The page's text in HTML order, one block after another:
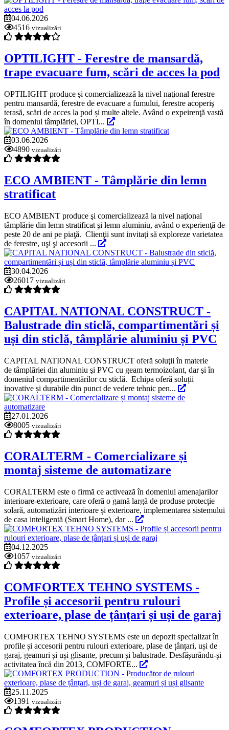
04.06.2026
4516 vizualizări
OPTILIGHT - Ferestre de mansardă,
trape evacuare fum, scări de acces la pod
OPTILIGHT produce şi comercializează la nivel naţional ferestre
pentru mansardă, ferestre de evacuare a fumului, ferestre acoperiş
terasă, scări de acces la pod și multe altele. Având o expeirenţă vastă
în domeniul tâmplăriei, OPTI...
03.06.2026
4890 vizualizări
ECO AMBIENT - Tâmplărie din lemn
stratificat
ECO AMBIENT produce şi comercializează la nivel naţional
tâmplărie din lemn stratificat şi lemn aluminiu, având o experienţă de
peste 20 de ani pe piaţă. Clienţii sunt invitaţi să exploreze varietatea
de ferestre, uşi şi accesorii ...
30.04.2026
26017 vizualizări
CAPITAL NATIONAL CONSTRUCT -
Balustrade din sticlă, compartimentări și
uși din sticlă, tâmplărie aluminiu și PVC
CAPITAL NATIONAL CONSTRUCT oferă soluţii în materie
de tâmplăriei din aluminiu şi PVC cu geam termoizolant, dar şi în
domeniul compartimentărilor cu sticlă. Echipa oferă soluții
inovative și durabile din punct de vedere tehnic pen...
27.01.2026
8005 vizualizări
CORALTERM - Comercializare și
montaj sisteme de automatizare
CORALTERM este o firmă ce activează în domeniul amenajarilor
interioare-exterioare, care oferă o gamă largă de produse protecție
solară, automatizări interioare și exterioare, implementarea sistemului
de casa inteligentă (Smart Home), dar ...
04.12.2025
1057 vizualizări
COMFORTEX TEHNO SYSTEMS -
Profile și accesorii pentru rulouri
exterioare, plase de țânțari și uși de garaj
COMFORTEX TEHNO SYSTEMS este un depozit specializat în
profile și accesorii pentru rulouri exterioare, plase de țânțari, uși de
garaj, geamuri și uși glisante, precum și balustrade. Desfășurându-și
activitatea încă din 2013, COMFORTE...
25.11.2025
1391 vizualizări